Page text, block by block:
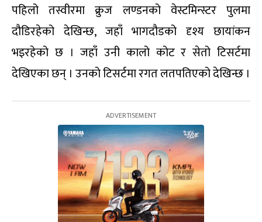
पहिलो तस्वीरमा क्रुज लण्डनको वेस्टमिन्स्टर पुलमा
दौडिरहेको देखिन्छ, जहाँ भागदौडको दृश्य छायांकन
भइरहेको छ । जहाँ उनी कालो कोट र सेतो टिसर्टमा
देखिएका छन् । उनको टिसर्टमा रगत लतपतिएको देखिन्छ ।